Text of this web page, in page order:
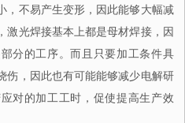
，不易产生变形，因此能够大幅减
激光焊接基本上都是母材焊接，因
分的工序。而且只要加工条件具
伤，因此也有可能能够减少电解研
对的加工工时，促使提高生产效